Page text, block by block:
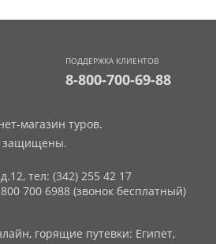
ПОДДЕРЖКА КЛИЕНТОВ
8-800-700-69-88
магазин туров.
защищены.
тел: (342) 255 42 17
700 6988 (звонок бесплатный)
горящие путевки: Египет,